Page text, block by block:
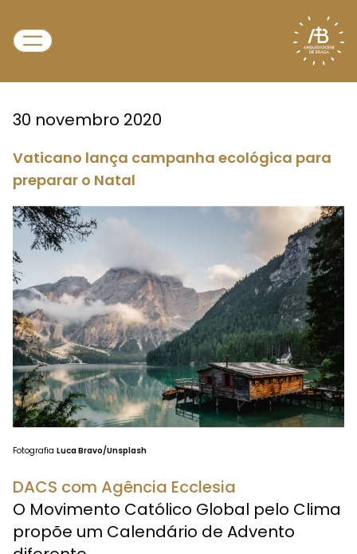
30 novembro 2020
Vaticano lança campanha ecológica para
preparar o Natal
Fotografia Luca Bravo/Unsplash
DACS com Agência Ecclesia
O Movimento Católico Global pelo Clima
propõe um Calendário de Advento